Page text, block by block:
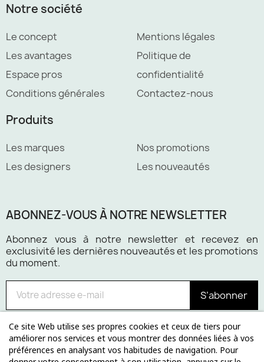
Notre société
Le concept
Les avantages
Espace pros
Conditions générales
Mentions légales
Politique de
confidentialité
Contactez-nous
Produits
Les marques
Les designers
Nos promotions
Les nouveautés
ABONNEZ-VOUS À NOTRE NEWSLETTER
Abonnez vous à notre newsletter et recevez en
exclusivité les dernières nouveautés et les promotions
du moment.
S’abonner
Ce site Web utilise ses propres cookies et ceux de tiers pour
améliorer nos services et vous montrer des données liées à vos
préférences en analysant vos habitudes de navigation. Pour